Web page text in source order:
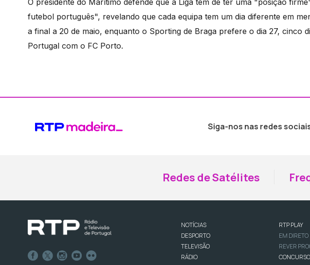
futebol português", revelando que cada equipa tem um dia diferente em
a final a 20 de maio, enquanto o Sporting de Braga prefere o dia 27, cinco
Portugal com o FC Porto.
Siga-nos nas redes
Redes de Satélites
NOTÍCIAS
DESPORTO
TELEVISÃO
RÁDIO
RTP PLAY
EM DIRETO
REVER